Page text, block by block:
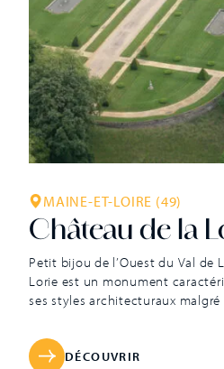
MAINE-ET-LOIRE (49)
Château de la
Petit bijou de l’Ouest du Val de
Lorie est un monument
ses styles architecturaux
toujours raffiné, se sont
plan architectural initial du
DÉCOUVRIR